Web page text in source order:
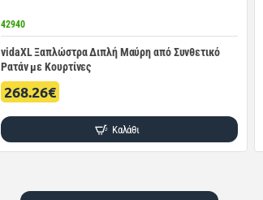
42940
vidaXL Ξαπλώστρα Διπλή Μαύρη από Συνθετικό
Ρατάν με Κουρτίνες
268.26€
Καλάθι